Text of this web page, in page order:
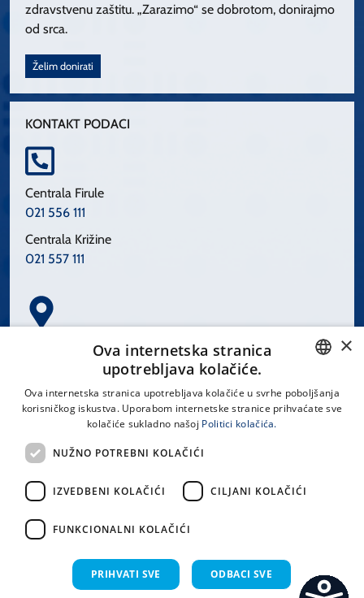
zdravstvenu zaštitu. „Zarazimo“ se dobrotom, donirajmo
od srca.
Želim donirati
KONTAKT PODACI
Centrala Firule
021 556 111
Centrala Križine
021 557 111
Spinčićeva 1, 21000 Split
LINKOVI
Uvjeti korištenja
CROATIAN
×
Ova internetska stranica
upotrebljava kolačiće.
Ova internetska stranica upotrebljava kolačiće u svrhe poboljšanja
korisničkog iskustva. Uporabom internetske stranice prihvaćate sve
kolačiće sukladno našoj Politici kolačića.
NUŽNO POTREBNI KOLAČIĆI
IZVEDBENI KOLAČIĆI CILJANI KOLAČIĆI
FUNKCIONALNI KOLAČIĆI
PRIHVATI SVE ODBACI SVE